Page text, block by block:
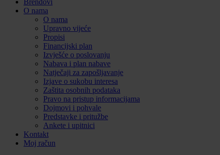
Brendovi
O nama
O nama
Upravno vijeće
Propisi
Financijski plan
Izvješće o poslovanju
Nabava i plan nabave
Natječaji za zapošljavanje
Izjave o sukobu interesa
Zaštita osobnih podataka
Pravo na pristup informacijama
Dojmovi i pohvale
Predstavke i pritužbe
Ankete i upitnici
Kontakt
Moj račun